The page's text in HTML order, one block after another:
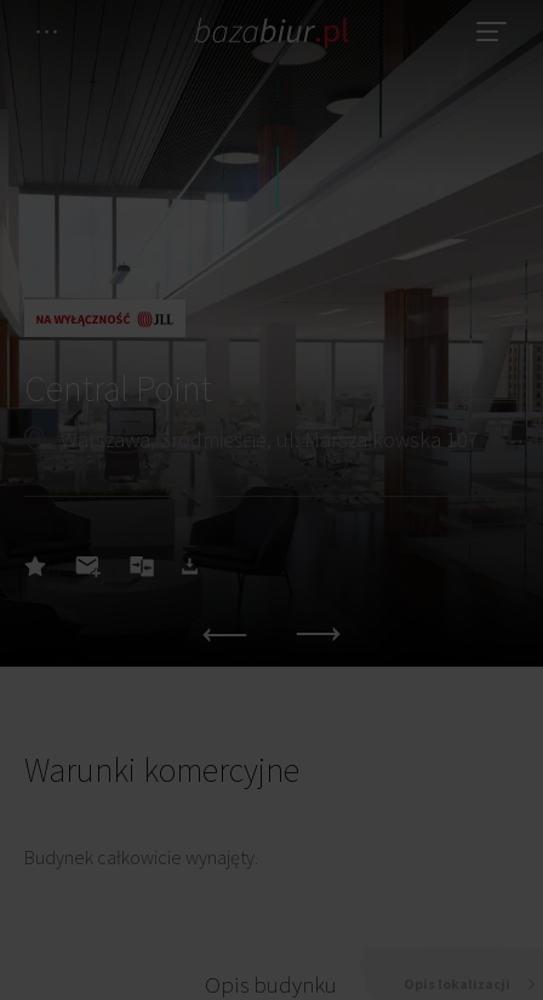
Central Point
Warszawa, Śródmieście, ul. Marszałkowska 107
Warunki komercyjne
Budynek całkowicie wynajęty.
Opis budynku